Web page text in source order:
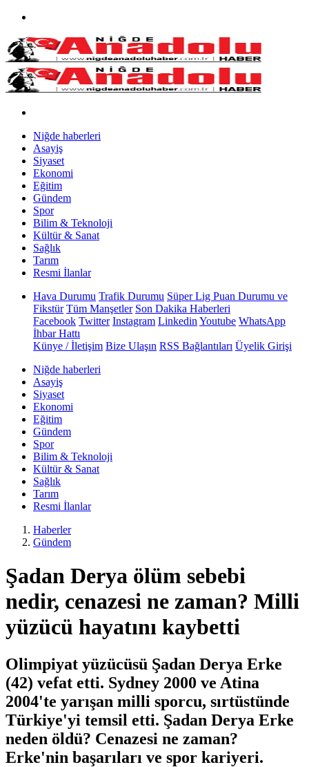
Niğde haberleri
Asayiş
Siyaset
Ekonomi
Eğitim
Gündem
Spor
Bilim & Teknoloji
Kültür & Sanat
Sağlık
Tarım
Resmi İlanlar
Hava Durumu Trafik Durumu Süper Lig Puan Durumu ve
Fikstür Tüm Manşetler Son Dakika Haberleri
Facebook Twitter Instagram Linkedin Youtube WhatsApp
İhbar Hattı
Künye / İletişim Bize Ulaşın RSS Bağlantıları Üyelik Girişi
Niğde haberleri
Asayiş
Siyaset
Ekonomi
Eğitim
Gündem
Spor
Bilim & Teknoloji
Kültür & Sanat
Sağlık
Tarım
Resmi İlanlar
Haberler
Gündem
Şadan Derya ölüm sebebi
nedir, cenazesi ne zaman? Milli
yüzücü hayatını kaybetti
Olimpiyat yüzücüsü Şadan Derya Erke
(42) vefat etti. Sydney 2000 ve Atina
2004'te yarışan milli sporcu, sırtüstünde
Türkiye'yi temsil etti. Şadan Derya Erke
neden öldü? Cenazesi ne zaman?
Erke'nin başarıları ve spor kariyeri.